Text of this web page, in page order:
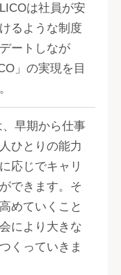
は社員が安
るような制度
ートしなが
」の実現を目
、早期から仕事
ひとりの能力
応じでキャリ
できます。そ
めていくこと
により大きな
くっていきま